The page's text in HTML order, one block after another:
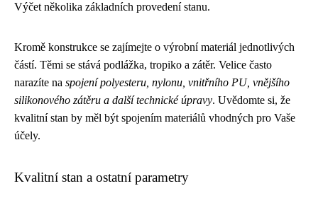
Výčet několika základních provedení stanu.
Kromě konstrukce se zajímejte o výrobní materiál jednotlivých
částí. Těmi se stává podlážka, tropiko a zátěr. Velice často
narazíte na spojení polyesteru, nylonu, vnitřního PU, vnějšího
silikonového zátěru a další technické úpravy. Uvědomte si, že
kvalitní stan by měl být spojením materiálů vhodných pro Vaše
účely.
Kvalitní stan a ostatní parametry